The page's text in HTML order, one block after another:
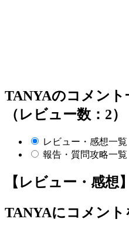
TANYAのコメント
（レビュー数：2）
レビュー・感想一覧
報告・質問攻略一覧
【レビュー・感想】
TANYAにコメント